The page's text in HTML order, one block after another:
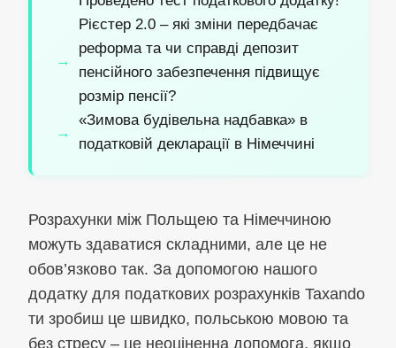
Рієстер 2.0 – які зміни передбачає
реформа та чи справді депозит
пенсійного забезпечення підвищує
розмір пенсії?
«Зимова будівельна надбавка» в
податковій декларації в Німеччині
Розрахунки між Польщею та Німеччиною
можуть здаватися складними, але це не
обов’язково так. За допомогою нашого
додатку для податкових розрахунків Taxando
ти зробиш це швидко, польською мовою та
без стресу – це неоціненна допомога, якщо